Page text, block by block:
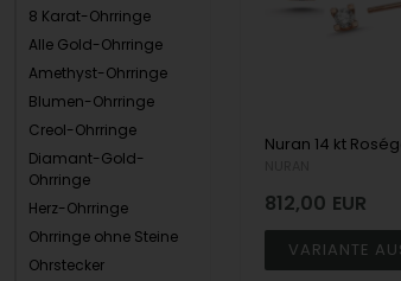
8 Karat-Ohrringe
Alle Gold-Ohrringe
Amethyst-Ohrringe
Blumen-Ohrringe
Creol-Ohrringe
Diamant-Gold-
Ohrringe
Herz-Ohrringe
Ohrringe ohne Steine
Ohrstecker
812,00 EUR